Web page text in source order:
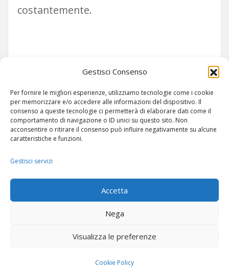
Gestisci Consenso
Per fornire le migliori esperienze, utilizziamo tecnologie come i cookie
per memorizzare e/o accedere alle informazioni del dispositivo. Il
consenso a queste tecnologie ci permetterà di elaborare dati come il
comportamento di navigazione o ID unici su questo sito. Non
acconsentire o ritirare il consenso può influire negativamente su alcune
caratteristiche e funzioni.
Gestisci servizi
Accetta
Nega
Visualizza le preferenze
Cookie Policy
costantemente.
Siamo su TELEGRAM!
ARTICOLI-SITEMAP
POC RADIO ITALIA